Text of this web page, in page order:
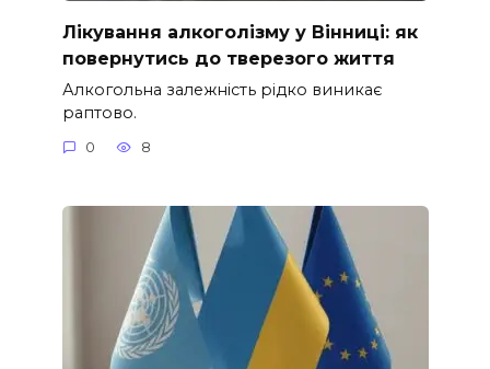
Лікування алкоголізму у Вінниці: як
повернутись до тверезого життя
Алкогольна залежність рідко виникає
раптово.
0 8